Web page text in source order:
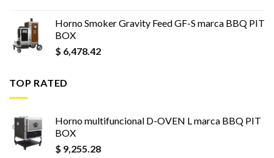
Horno Smoker Gravity Feed GF-S marca BBQ PIT
BOX
$ 6,478.42
TOP RATED
Horno multifuncional D-OVEN L marca BBQ PIT
BOX
$ 9,255.28